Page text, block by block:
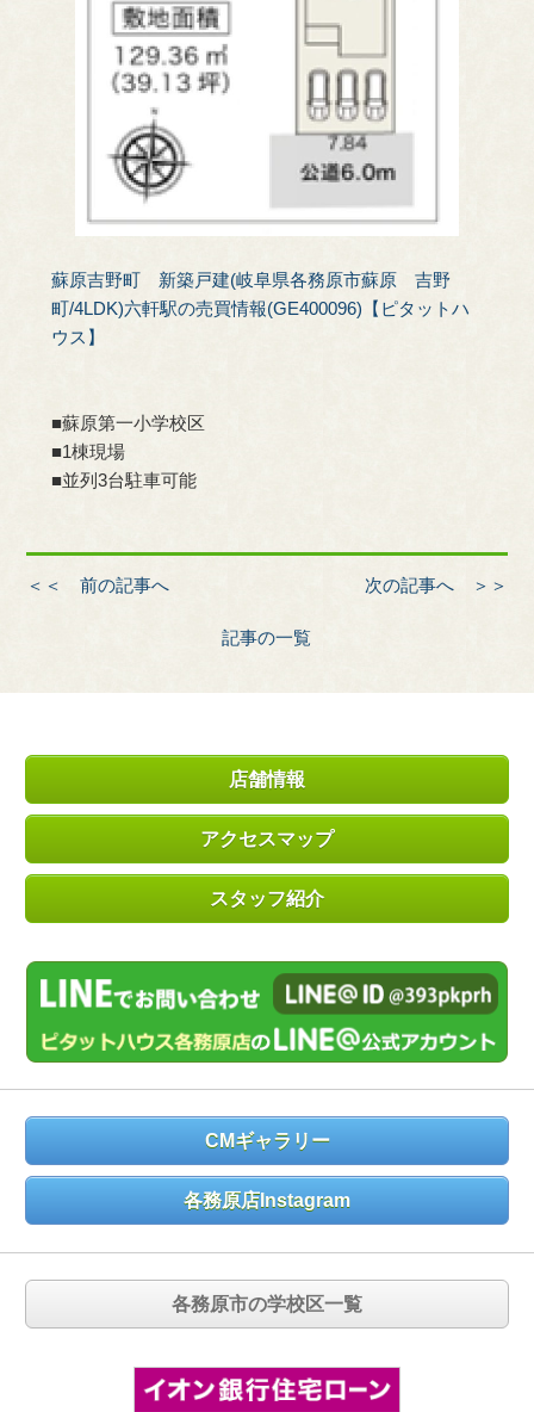
蘇原吉野町 新築戸建(岐阜県各務原市蘇原 吉野
町/4LDK)六軒駅の売買情報(GE400096)【ピタットハ
ウス】
■蘇原第一小学校区
■1棟現場
■並列3台駐車可能
＜＜ 前の記事へ 次の記事へ ＞＞
記事の一覧
店舗情報
アクセスマップ
スタッフ紹介
CMギャラリー
各務原店Instagram
各務原市の学校区一覧